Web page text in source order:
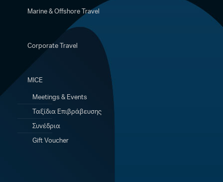
Marine & Offshore Travel
Corporate Travel
MICE
Meetings & Events
Ταξίδια Eπιβράβευσης
Συνέδρια
Gift Voucher